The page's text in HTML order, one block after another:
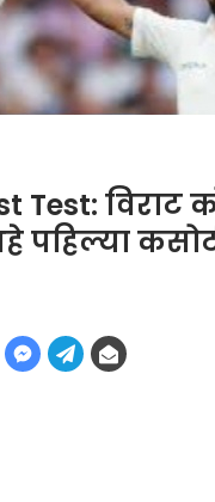
Test: विराट
पहिल्या